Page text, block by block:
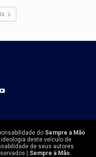
do Sempre à Mão
deste veículo de
de seus autores.
| Sempre à Mão.